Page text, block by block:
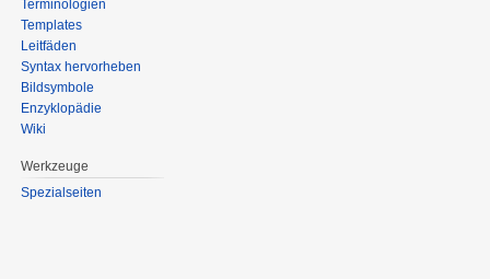
Terminologien
Templates
Leitfäden
Syntax hervorheben
Bildsymbole
Enzyklopädie
Wiki
Werkzeuge
Spezialseiten